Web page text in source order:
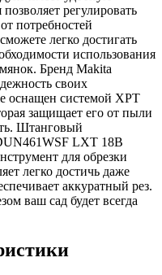
регулировать
потребностей
легко достигать
использования
Бренд Makita
своих
оснащен системой XPT
защищает его от пыли
Штанговый
LXT 18В
для обрезки
легко достичь даже
аккуратный рез.
ваш сад будет всегда